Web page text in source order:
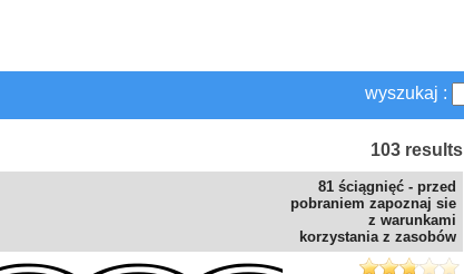
wyszukaj :
103 results
81 ściągnięć - przed
pobraniem zapoznaj sie
z warunkami
korzystania z zasobów